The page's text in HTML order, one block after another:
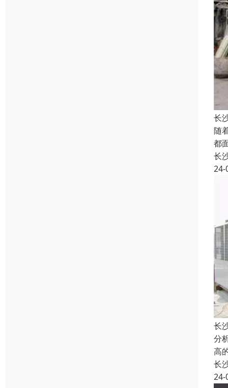
长
随
都
长
24-
长
分
高
长
24-